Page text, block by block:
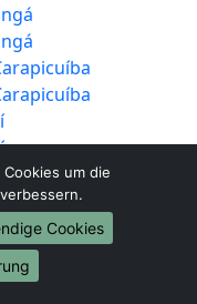
Campina
Campina
um die
Cookies